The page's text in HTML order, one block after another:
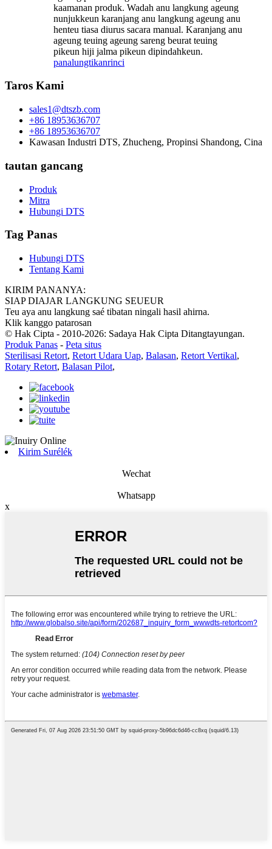
kaamanan produk. Wadah anu langkung ageung
nunjukkeun karanjang anu langkung ageung anu
henteu tiasa diurus sacara manual. Karanjang anu
ageung teuing ageung sareng beurat teuing
pikeun hiji jalma pikeun dipindahkeun.
panalungtikanrinci
Taros Kami
sales1@dtszb.com
+86 18953636707
+86 18953636707
Kawasan Industri DTS, Zhucheng, Propinsi Shandong, Cina
tautan gancang
Produk
Mitra
Hubungi DTS
Tag Panas
Hubungi DTS
Tentang Kami
KIRIM PANANYA:
SIAP DIAJAR LANGKUNG SEUEUR
Teu aya anu langkung saé tibatan ningali hasil ahirna.
Klik kanggo patarosan
© Hak Cipta - 2010-2026: Sadaya Hak Cipta Ditangtayungan.
Produk Panas - Peta situs
Sterilisasi Retort, Retort Udara Uap, Balasan, Retort Vertikal,
Rotary Retort, Balasan Pilot,
Kirim Surélék
Wechat
Whatsapp
x